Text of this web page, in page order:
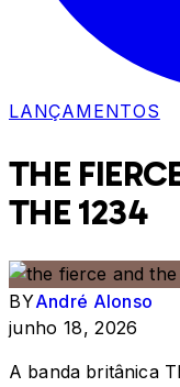
LANÇAMENTOS
THE
THE 1234
BYAndré Alonso
junho 18, 2026
A banda britânica